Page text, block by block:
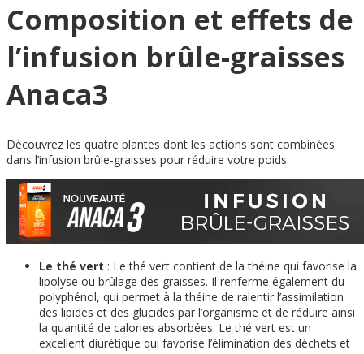
Composition et effets de
l’infusion brûle-graisses
Anaca3
Découvrez les quatre plantes dont les actions sont combinées
dans l’infusion brûle-graisses pour réduire votre poids.
Le thé vert : Le thé vert contient de la théine qui favorise la
lipolyse ou brûlage des graisses. Il renferme également du
polyphénol, qui permet à la théine de ralentir l’assimilation
des lipides et des glucides par l’organisme et de réduire ainsi
la quantité de calories absorbées. Le thé vert est un
excellent diurétique qui favorise l’élimination des déchets et